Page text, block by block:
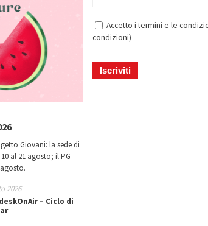
Giovani: la sede di
al 21 agosto; il PG
2026
– Ciclo di
Accetto i termini e le
condizioni)